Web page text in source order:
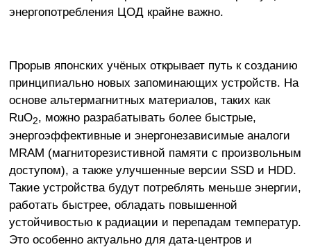
энергопотребления ЦОД крайне важно.
Прорыв японских учёных открывает путь к созданию
принципиально новых запоминающих устройств. На
основе альтермагнитных материалов, таких как
RuO2, можно разрабатывать более быстрые,
энергоэффективные и энергонезависимые аналоги
MRAM (магниторезистивной памяти с произвольным
доступом), а также улучшенные версии SSD и HDD.
Такие устройства будут потреблять меньше энергии,
работать быстрее, обладать повышенной
устойчивостью к радиации и перепадам температур.
Это особенно актуально для дата-центров и